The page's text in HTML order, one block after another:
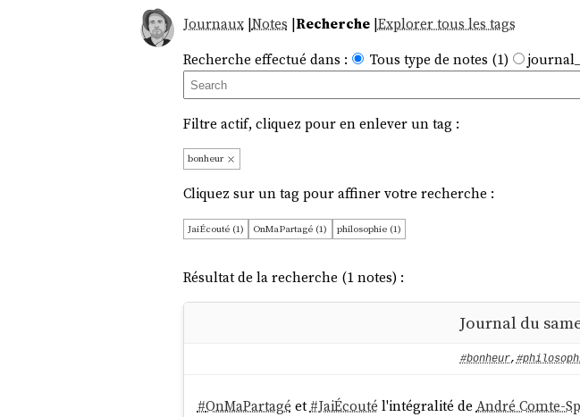
Journaux|Notes |Recherche|Explorer tous les tags
Recherche effectué dans :
Tous type de notes (1)
Filtre actif, cliquez pour en enlever un tag :
bonheur
Cliquez sur un tag pour affiner votre recherche :
JaiÉcouté (1) OnMaPartagé (1) philosophie (1)
Résultat de la recherche (1 notes) :
Journal du
#bonheur,
#OnMaPartagé et#JaiÉcouté l'intégralité deAndré Comte-